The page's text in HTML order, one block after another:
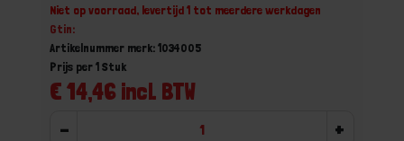
Niet op voorraad, levertijd 1 tot meerdere werkdagen
Gtin:
Artikelnummer merk: 1034005
€ 14,46 incl. BTW
Prijs per 1 Stuk
- +